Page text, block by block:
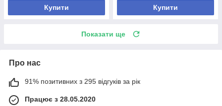
Купити Купити
Показати ще
Про нас
91% позитивних з 295 відгуків за рік
Працює з 28.05.2020